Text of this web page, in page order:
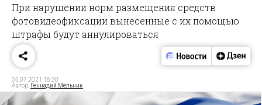
При нарушении норм размещения средств
фотовидеофиксации вынесенные с их помощью
штрафы будут аннулироваться
05.07.2021 16:20
Автор: Геннадий Мельник